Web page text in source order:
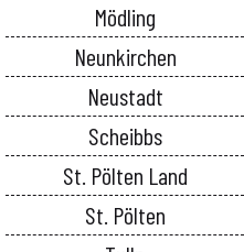
Mödling
Neunkirchen
Neustadt
Scheibbs
St. Pölten Land
St. Pölten